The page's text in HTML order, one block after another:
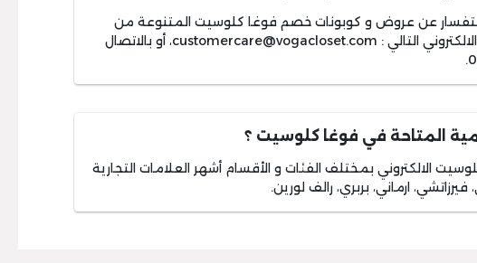
عن عروض و كوبونات خصم فوغا كلوسيت المتنوعة من
التالي : customercare@vogacloset.com، أو بالاتصال
المتاحة في فوغا كلوسيت ؟
الالكتروني بمختلف الفئات و الأقسام أشهر العلامات التجارية
ارماني، بربري، رالف لورين.